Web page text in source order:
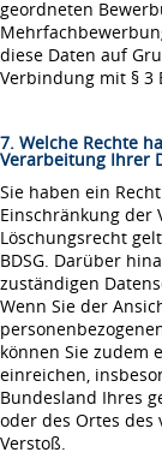
geordneten
diese Daten auf
Verbindung mit § 3
7. Welche Rechte
Verarbeitung Ihrer
Sie haben ein
Einschränkung der
Löschungsrecht
BDSG. Darüber
zuständigen
Wenn Sie der
können Sie zudem
einreichen,
Bundesland Ihres
oder des Ortes
Verstoß.